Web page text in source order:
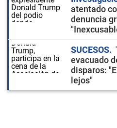
atentado
denuncia
SUCESOS
evacuado
disparos:
lejos"